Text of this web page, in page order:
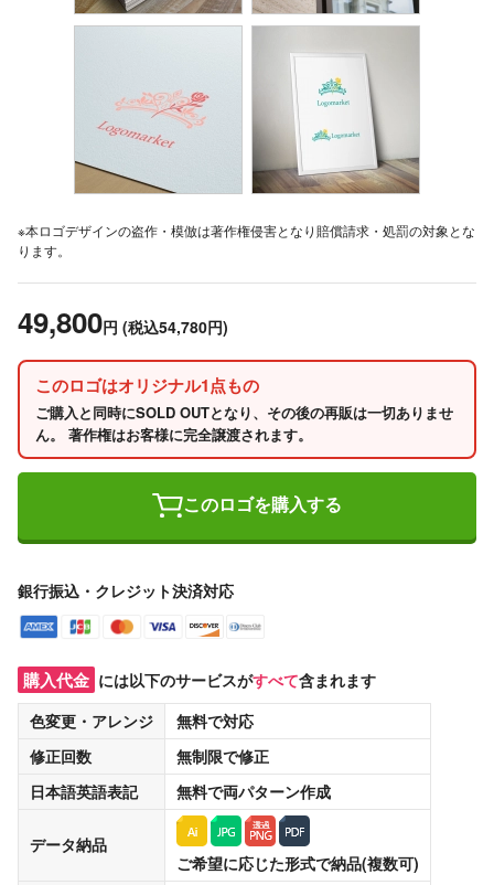
※本ロゴデザインの盗作・模倣は著作権侵害となり賠償請求・処罰の対象とな
ります。
49,800円 (税込54,780円)
このロゴはオリジナル1点もの
ご購入と同時にSOLD OUTとなり、その後の再販は一切ありませ
ん。 著作権はお客様に完全譲渡されます。
このロゴを購入する
銀行振込・クレジット決済対応
購入代金 には以下のサービスがすべて含まれます
色変更・アレンジ
無料で対応
修正回数
無制限で修正
日本語英語表記
無料で両パターン作成
データ納品
ご希望に応じた形式で納品(複数可)